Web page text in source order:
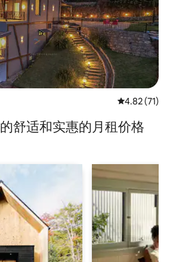
平均评分
4.82 (71)
舒适和实惠的月租价格